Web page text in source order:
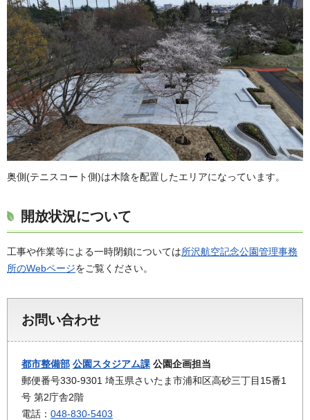
奥側(テニスコート側)は木陰を配置したエリアになっています。
開放状況について
工事や作業等による一時閉鎖については所沢航空記念公園管理事務
所のWebページをご覧ください。
お問い合わせ
都市整備部 公園スタジアム課 公園企画担当
郵便番号330-9301 埼玉県さいたま市浦和区高砂三丁目15番1
号 第2庁舎2階
電話： 048-830-5403